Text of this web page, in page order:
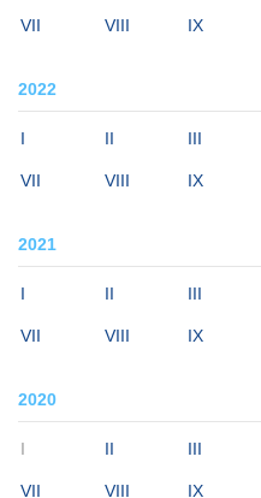
VII VIII IX
2022
I II III
VII VIII IX
2021
I II III
VII VIII IX
2020
I II III
VII VIII IX